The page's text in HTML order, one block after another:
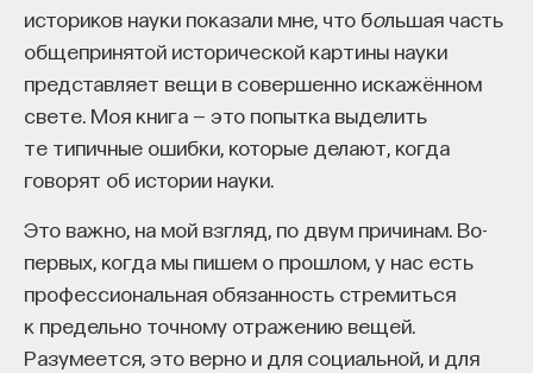
историков науки показали мне, что большая часть
общепринятой исторической картины науки
представляет вещи в совершенно искажённом
свете. Моя книга — это попытка выделить
те типичные ошибки, которые делают, когда
говорят об истории науки.
Это важно, на мой взгляд, по двум причинам. Во-
первых, когда мы пишем о прошлом, у нас есть
профессиональная обязанность стремиться
к предельно точному отражению вещей.
Разумеется, это верно и для социальной, и для
Образование работает дольше,
чем кажется
«Тема кажется простой: мы определяем цели,
движемся к ним — и дальше все должно
работать. Но в реальности с целеполаганием все
намного сложнее. Проблема не только
во временном разрыве, когда результат должен
проявиться через несколько лет. Ключевой
эффект образования не раскрывается в тот
момент, когда выпускник выходит на работу, —